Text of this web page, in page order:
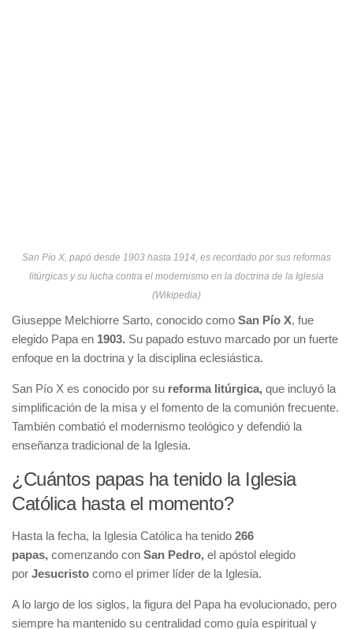
San Pío X, papó desde 1903 hasta 1914, es recordado por sus reformas
litúrgicas y su lucha contra el modernismo en la doctrina de la Iglesia
(Wikipedia)
Giuseppe Melchiorre Sarto, conocido como San Pío X, fue
elegido Papa en 1903. Su papado estuvo marcado por un fuerte
enfoque en la doctrina y la disciplina eclesiástica.
San Pío X es conocido por su reforma litúrgica, que incluyó la
simplificación de la misa y el fomento de la comunión frecuente.
También combatió el modernismo teológico y defendió la
enseñanza tradicional de la Iglesia.
¿Cuántos papas ha tenido la Iglesia
Católica hasta el momento?
Hasta la fecha, la Iglesia Católica ha tenido 266
papas, comenzando con San Pedro, el apóstol elegido
por Jesucristo como el primer líder de la Iglesia.
A lo largo de los siglos, la figura del Papa ha evolucionado, pero
siempre ha mantenido su centralidad como guía espiritual y